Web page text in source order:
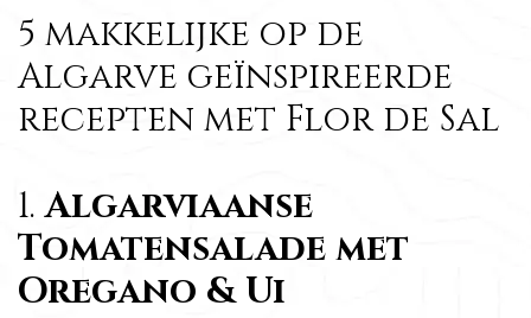
5 makkelijke op de
Algarve geïnspireerde
recepten met Flor de Sal
1.Algarviaanse
Tomatensalade met
Oregano & Ui